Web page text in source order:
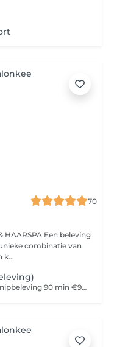
70
Een beleving
k...
Haarspa ritueel een haarspa zonder knipbeleving 90 min €95 Voor wie puur komt voor ontspanning, natuurlijke verzorging van haar & hoofdhuid, zonder knipbeleving. Een liefdevol moment voor jezelf, gericht op ontspanning, verzorging en het tot rust brengen van je hoofd en lichaam. Deze haarspa beleving begint met aromatherapie en een rustige opening met drukpunten, een heerlijk ontspannen warme kruidenolie massage, kleidetoxscrub, stoombehandeling, waterstraalmassage en uitgebreide massages van het hoofd, nek, schouders en decolleté ontstaat er meer ruimte, zachtheid en ontspanning. Afgerond met een natuurlijke styling en een rustig theemoment. Voor wie: -Even uit de drukte wil stappen, ontspanning zoekt. - Behoefte heeft aan verzorging en aanraking. - Haar en hoofdhuid intensiever wil verzorgen. - Een ontspannen haarspa wilt zonder knipbeleving. - Deze beleving geschikt is als cadeaubon.